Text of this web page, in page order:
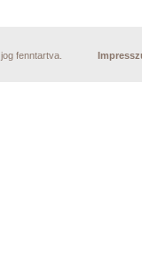
fenntartva.